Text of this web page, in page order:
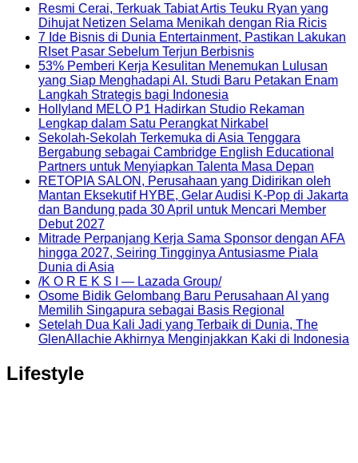
Resmi Cerai, Terkuak Tabiat Artis Teuku Ryan yang
Dihujat Netizen Selama Menikah dengan Ria Ricis
7 Ide Bisnis di Dunia Entertainment, Pastikan Lakukan
RIset Pasar Sebelum Terjun Berbisnis
53% Pemberi Kerja Kesulitan Menemukan Lulusan
yang Siap Menghadapi AI. Studi Baru Petakan Enam
Langkah Strategis bagi Indonesia
Hollyland MELO P1 Hadirkan Studio Rekaman
Lengkap dalam Satu Perangkat Nirkabel
Sekolah-Sekolah Terkemuka di Asia Tenggara
Bergabung sebagai Cambridge English Educational
Partners untuk Menyiapkan Talenta Masa Depan
RETOPIA SALON, Perusahaan yang Didirikan oleh
Mantan Eksekutif HYBE, Gelar Audisi K-Pop di Jakarta
dan Bandung pada 30 April untuk Mencari Member
Debut 2027
Mitrade Perpanjang Kerja Sama Sponsor dengan AFA
hingga 2027, Seiring Tingginya Antusiasme Piala
Dunia di Asia
/K O R E K S I — Lazada Group/
Osome Bidik Gelombang Baru Perusahaan AI yang
Memilih Singapura sebagai Basis Regional
Setelah Dua Kali Jadi yang Terbaik di Dunia, The
GlenAllachie Akhirnya Menginjakkan Kaki di Indonesia
Lifestyle